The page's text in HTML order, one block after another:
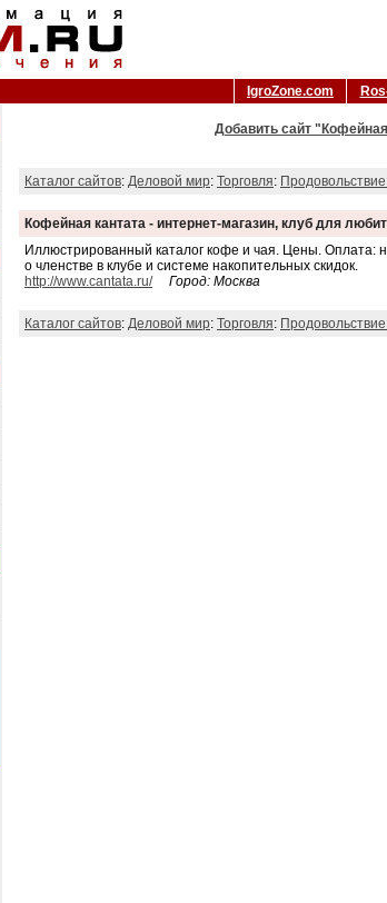
IgroZone.com
Добавить сайт
Каталог сайтов: Деловой мир: Торговля:
Кофейная кантата - интернет-магазин, клуб для
Иллюстрированный каталог кофе и чая. Цены. Оплата:
о членстве в клубе и системе накопительных скидок.
http://www.cantata.ru/
Город: Москва
Каталог сайтов: Деловой мир: Торговля: